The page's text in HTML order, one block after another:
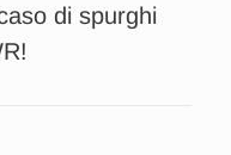
di spurghi